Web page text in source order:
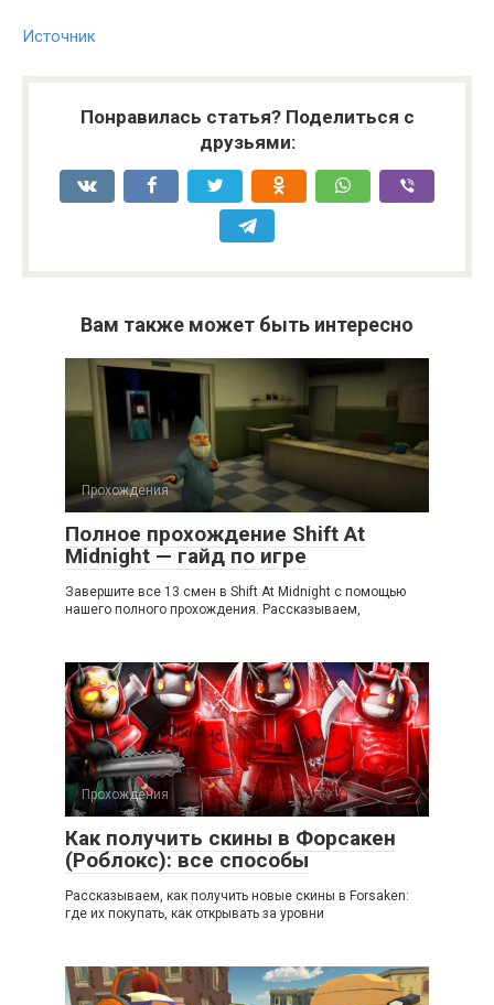
Источник
Понравилась статья? Поделиться с
друзьями:
Вам также может быть интересно
Прохождения
Полное прохождение Shift At
Midnight — гайд по игре
Завершите все 13 смен в Shift At Midnight с помощью
нашего полного прохождения. Рассказываем,
Прохождения
Как получить скины в Форсакен
(Роблокс): все способы
Рассказываем, как получить новые скины в Forsaken:
где их покупать, как открывать за уровни